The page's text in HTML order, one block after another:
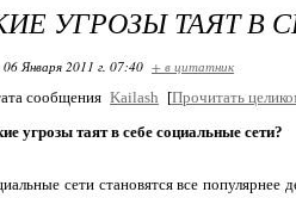
УГРОЗЫ ТАЯТ В
06 Января 2011 г. 07:40 + в цитатник
сообщения Kailash [Прочитать
угрозы таят в себе социальные сети?
сети становятся все